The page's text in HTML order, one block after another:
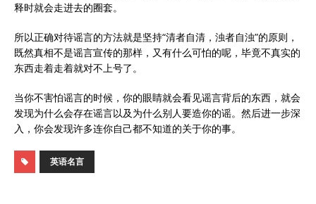
释时就会走进去的圈套。
所以正确对待谣言的方法就是坚持“清者自清，浊者自浊”的原则，
既然真相不是谣言宣传的那样，又有什么可怕的呢，毕竟不真实的
东西走着走着就对不上号了。
当你不害怕谣言的时候，你的眼睛就会看见谣言背后的东西，就会
发现为什么会存在谣言以及为什么别人要造你的谣。然后进一步深
入，你会发现许多连你自己都不知道的关于你的事。
英语名言